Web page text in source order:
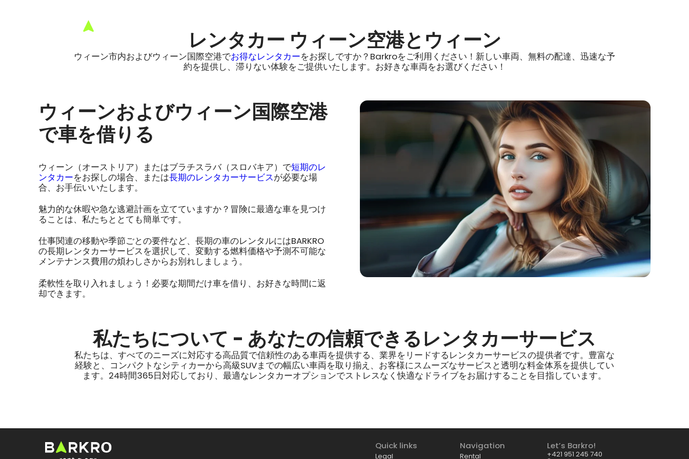
レンタカー ウィーン空港とウィーン
ウィーン市内およびウィーン国際空港でお得なレンタカーをお探しですか？Barkroをご利用ください！新しい車両、無料の配達、迅速な予
約を提供し、滞りない体験をご提供いたします。お好きな車両をお選びください！
ウィーンおよびウィーン国際空港
で車を借りる
ウィーン（オーストリア）またはブラチスラバ（スロバキア）で短期のレ
ンタカーをお探しの場合、または長期のレンタカーサービスが必要な場
合、お手伝いいたします。
魅力的な休暇や急な逃避計画を立てていますか？冒険に最適な車を見つけ
ることは、私たちととても簡単です。
仕事関連の移動や季節ごとの要件など、長期の車のレンタルにはBARKRO
の長期レンタカーサービスを選択して、変動する燃料価格や予測不可能な
メンテナンス費用の煩わしさからお別れしましょう。
柔軟性を取り入れましょう！必要な期間だけ車を借り、お好きな時間に返
却できます。
私たちについて - あなたの信頼できるレンタカーサービス
私たちは、すべてのニーズに対応する高品質で信頼性のある車両を提供する、業界をリードするレンタカーサービスの提供者です。豊富な
経験と、コンパクトなシティカーから高級SUVまでの幅広い車両を取り揃え、お客様にスムーズなサービスと透明な料金体系を提供してい
ます。24時間365日対応しており、最適なレンタカーオプションでストレスなく快適なドライブをお届けすることを目指しています。
Quick links
Legal
Navigation
Rental
Let’s Barkro!
+421 951 245 740